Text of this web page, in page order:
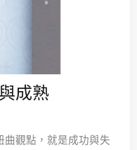
成熟
曲觀點，就是成功與失